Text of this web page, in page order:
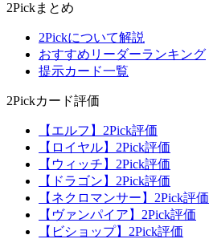
2Pickまとめ
2Pickについて解説
おすすめリーダーランキング
提示カード一覧
2Pickカード評価
【エルフ】2Pick評価
【ロイヤル】2Pick評価
【ウィッチ】2Pick評価
【ドラゴン】2Pick評価
【ネクロマンサー】2Pick評価
【ヴァンパイア】2Pick評価
【ビショップ】2Pick評価